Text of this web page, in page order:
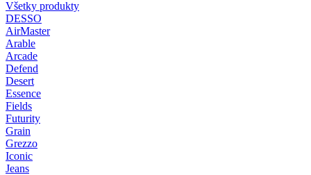
Všetky produkty
DESSO
AirMaster
Arable
Arcade
Defend
Desert
Essence
Fields
Futurity
Grain
Grezzo
Iconic
Jeans